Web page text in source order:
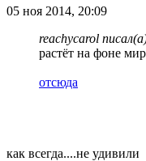
05 ноя 2014, 20:09
reachycarol
растёт на фоне
отсюда
как всегда....не удивили